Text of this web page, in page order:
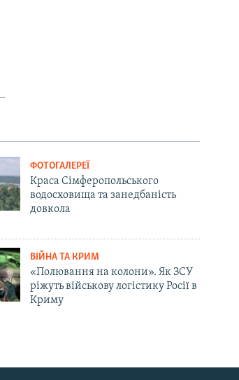
ФОТОГАЛЕРЕЇ
Краса Сімферопольського
водосховища та занедбаність
довкола
ВІЙНА ТА КРИМ
«Полювання на колони». Як ЗСУ
ріжуть військову логістику Росії в
Криму